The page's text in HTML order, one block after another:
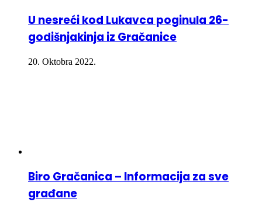
U nesreći kod Lukavca poginula 26-
godišnjakinja iz Gračanice
20. Oktobra 2022.
Biro Gračanica – Informacija za sve
građane